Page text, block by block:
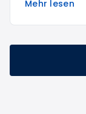
Mehr lesen